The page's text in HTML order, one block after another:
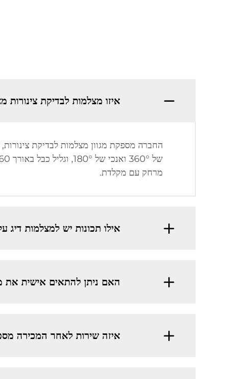
איזו מצלמות לבדיקת צינורות
מרחק עם מקלדת.
אילו תכונות יש למצלמות דיג
האם ניתן להתאים אישית את
איזה שירות לאחר המכירה